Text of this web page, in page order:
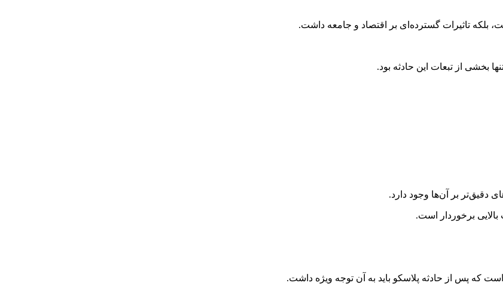
بلکه تاثیرات گسترده‌ای بر اقتصاد و جامعه داشت.
بخشی از تبعات این حادثه بود.
دقیق‌تر بر آن‌ها وجود دارد.
برخوردار است.
که پس از حادثه پلاسکو باید به آن توجه ویژه داشت.